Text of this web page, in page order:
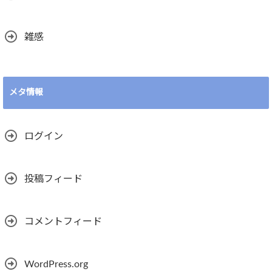
雑感
メタ情報
ログイン
投稿フィード
コメントフィード
WordPress.org